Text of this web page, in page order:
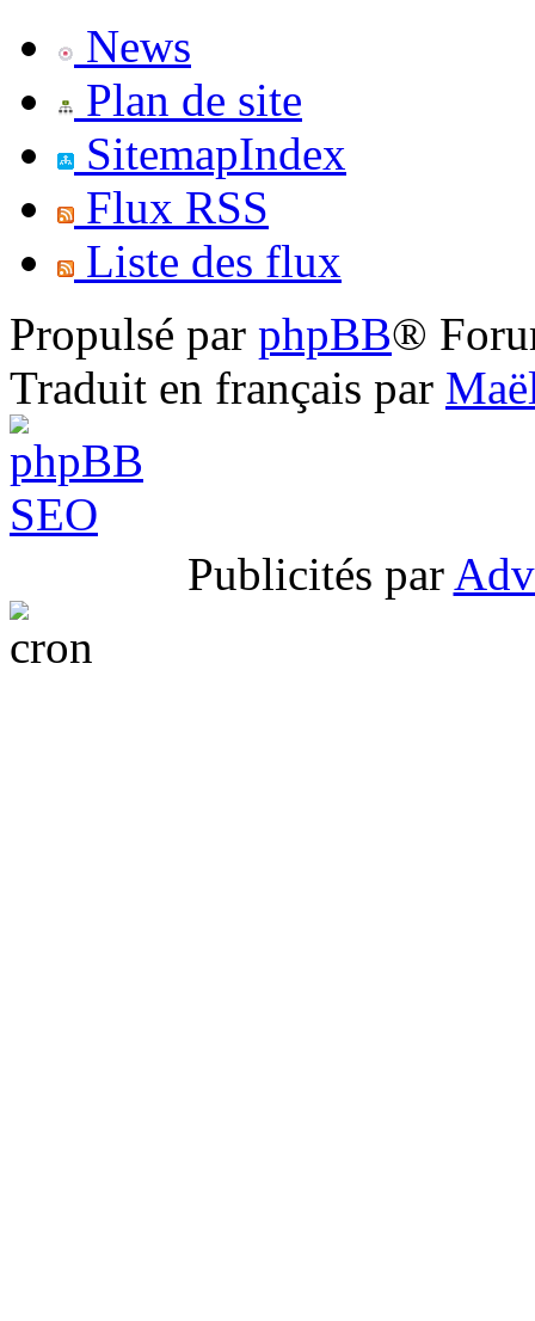
News
Plan de site
SitemapIndex
Flux RSS
Liste des flux
Propulsé par phpBB®
Traduit en français par
Publicités par